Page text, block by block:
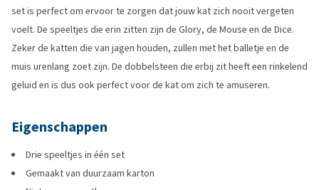
set is perfect om ervoor te zorgen dat jouw kat zich nooit vergeten
voelt. De speeltjes die erin zitten zijn de Glory, de Mouse en de Dice.
Zeker de katten die van jagen houden, zullen met het balletje en de
muis urenlang zoet zijn. De dobbelsteen die erbij zit heeft een rinkelend
geluid en is dus ook perfect voor de kat om zich te amuseren.
Eigenschappen
Drie speeltjes in één set
Gemaakt van duurzaam karton